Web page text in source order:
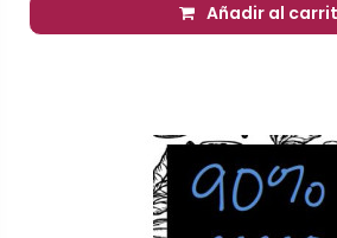
Añadir al